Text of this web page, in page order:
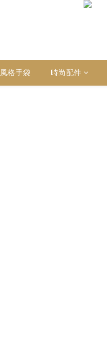
風格手袋 時尚配件